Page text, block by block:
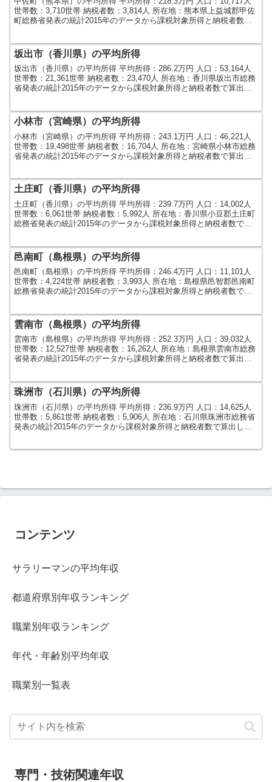
世帯数：3,710世帯 納税者数：3,814人 所在地：熊本県上益城郡甲佐
町総務省発表の統計2015年のデータから課税対象所得と納税者数で
坂出市（香川県）の平均所得
坂出市（香川県）の平均所得 平均所得：286.2万円 人口：53,164人
世帯数：21,361世帯 納税者数：23,470人 所在地：香川県坂出市総務
省発表の統計2015年のデータから課税対象所得と納税者数で算出し
小林市（宮崎県）の平均所得
小林市（宮崎県）の平均所得 平均所得：243.1万円 人口：46,221人
世帯数：19,498世帯 納税者数：16,704人 所在地：宮崎県小林市総務
省発表の統計2015年のデータから課税対象所得と納税者数で算出し
土庄町（香川県）の平均所得
土庄町（香川県）の平均所得 平均所得：239.7万円 人口：14,002人
世帯数：6,061世帯 納税者数：5,992人 所在地：香川県小豆郡土庄町
総務省発表の統計2015年のデータから課税対象所得と納税者数で算
邑南町（島根県）の平均所得
邑南町（島根県）の平均所得 平均所得：246.4万円 人口：11,101人
世帯数：4,224世帯 納税者数：3,993人 所在地：島根県邑智郡邑南町
総務省発表の統計2015年のデータから課税対象所得と納税者数で算
雲南市（島根県）の平均所得
雲南市（島根県）の平均所得 平均所得：252.3万円 人口：39,032人
世帯数：12,527世帯 納税者数：16,262人 所在地：島根県雲南市総務
省発表の統計2015年のデータから課税対象所得と納税者数で算出し
珠洲市（石川県）の平均所得
珠洲市（石川県）の平均所得 平均所得：236.9万円 人口：14,625人
世帯数：5,861世帯 納税者数：5,906人 所在地：石川県珠洲市総務省
発表の統計2015年のデータから課税対象所得と納税者数で算出しま
コンテンツ
サラリーマンの平均年収
都道府県別年収ランキング
職業別年収ランキング
年代・年齢別平均年収
職業別一覧表
専門・技術関連年収